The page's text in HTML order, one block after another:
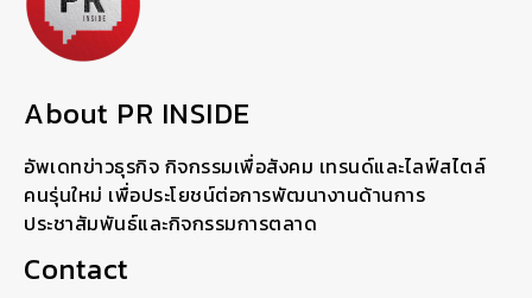
About PR INSIDE
อัพเดทข่าวธุรกิจ กิจกรรมเพื่อสังคม เทรนด์และไลฟ์สไตล์
คนรุ่นใหม่ เพื่อประโยชน์ต่อการพัฒนางานด้านการ
ประชาสัมพันธ์และกิจกรรมการตลาด
Contact